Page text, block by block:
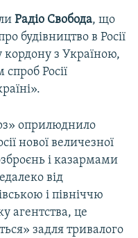
Радіо Свобода, що
будівництво в Росії
кордону з Україною,
Росії
оприлюднило
нової величезної
і казармами
від
і північчю
агентства, це
задля тривалого